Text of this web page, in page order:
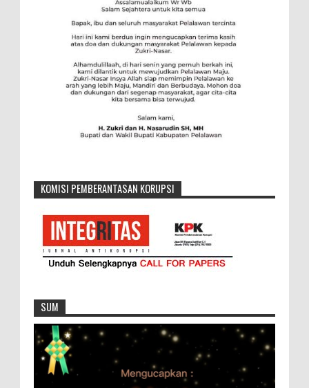
KOMISI PEMBERANTASAN KORUPSI
SUM